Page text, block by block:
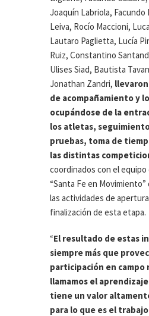
Joaquín Labriola, Facundo
Leiva, Rocío Maccioni,
Lautaro Paglietta, Lucía
Ruiz, Constantino
Ulises Siad, Bautista
Jonathan Zandri,
de acompañamiento y
ocupándose de la
los atletas,
pruebas, toma de
las distintas
coordinados con el
“Santa Fe en
las actividades de
finalización de esta etapa.
“El resultado de estas
siempre más que
participación en campo
llamamos el
tiene un valor
para lo que es el